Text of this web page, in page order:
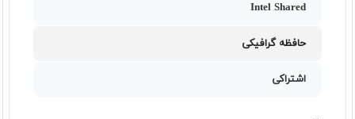
Intel Shared
حافظه گرافیکی
اشتراکی